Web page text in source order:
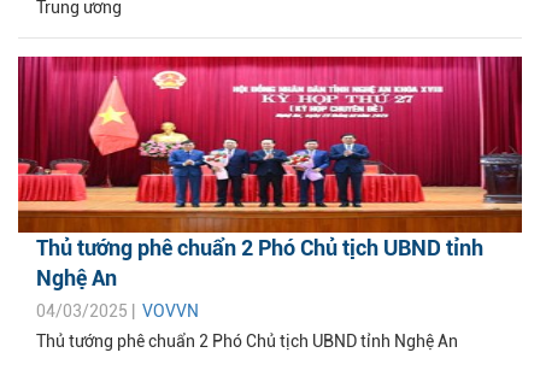
Trung ương
Thủ tướng phê chuẩn 2 Phó Chủ tịch UBND tỉnh
Nghệ An
04/03/2025 | VOVVN
Thủ tướng phê chuẩn 2 Phó Chủ tịch UBND tỉnh Nghệ An